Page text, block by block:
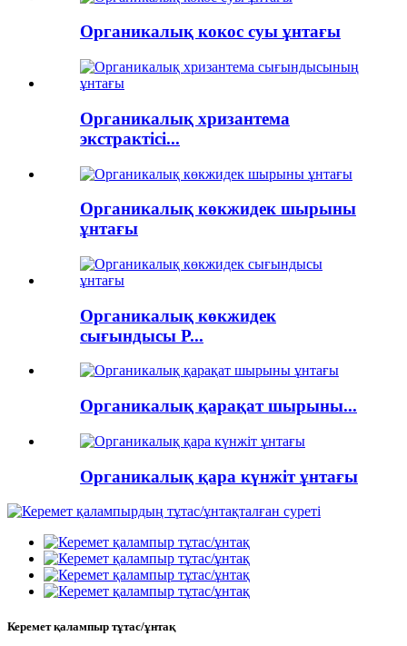
Органикалық кокос суы ұнтағы
Органикалық хризантема
экстрактісі...
Органикалық көкжидек шырыны
ұнтағы
Органикалық көкжидек
сығындысы P...
Органикалық қарақат шырыны...
Органикалық қара күнжіт ұнтағы
Керемет қалампыр тұтас/ұнтақ